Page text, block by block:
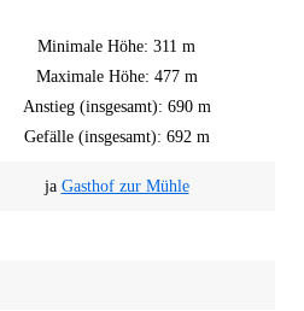
Minimale Höhe: 311 m
Maximale Höhe: 477 m
Anstieg (insgesamt): 690 m
Gefälle (insgesamt): 692 m
ja Gasthof zur Mühle